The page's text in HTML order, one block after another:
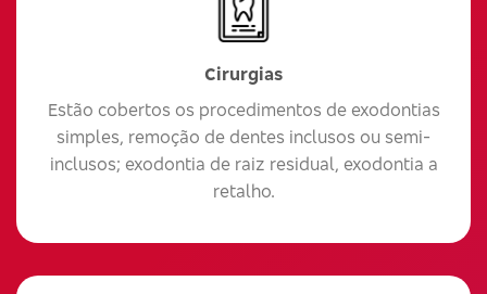
Cirurgias
Estão cobertos os procedimentos de exodontias
simples, remoção de dentes inclusos ou semi-
inclusos; exodontia de raiz residual, exodontia a
retalho.